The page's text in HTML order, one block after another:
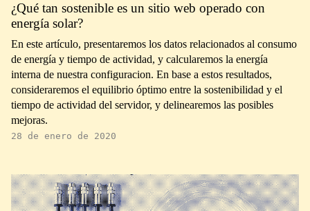
¿Qué tan sostenible es un sitio web operado con
energía solar?
En este artículo, presentaremos los datos relacionados al consumo
de energía y tiempo de actividad, y calcularemos la energía
interna de nuestra configuracion. En base a estos resultados,
consideraremos el equilibrio óptimo entre la sostenibilidad y el
tiempo de actividad del servidor, y delinearemos las posibles
mejoras.
28 de enero de 2020